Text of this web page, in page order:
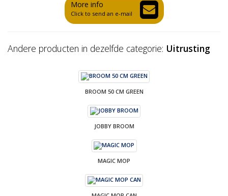
More info
Click to send an e-mail
Andere producten in dezelfde categorie: Uitrusting
BROOM 50 CM GREEN
JOBBY BROOM
MAGIC MOP